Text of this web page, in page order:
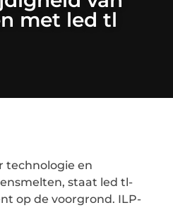
met led tl
technologie en
staat led tl-
op de voorgrond. ILP-